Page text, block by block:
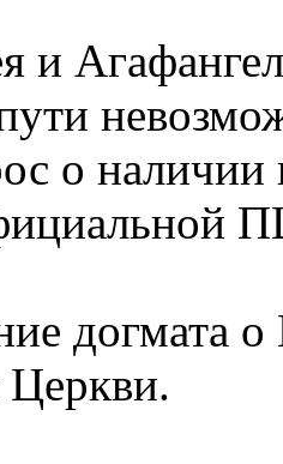
и
о наличии
догмата о